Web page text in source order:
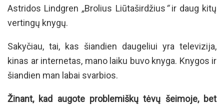
Astridos Lindgren „Brolius Liūtaširdžius“ir daug kitų
vertingų knygų.
Sakyčiau, tai, kas šiandien daugeliui yra televizija,
kinas ar internetas, mano laiku buvo knyga. Knygos ir
šiandien man labai svarbios.
Žinant, kad augote problemiškų tėvų šeimoje, bet